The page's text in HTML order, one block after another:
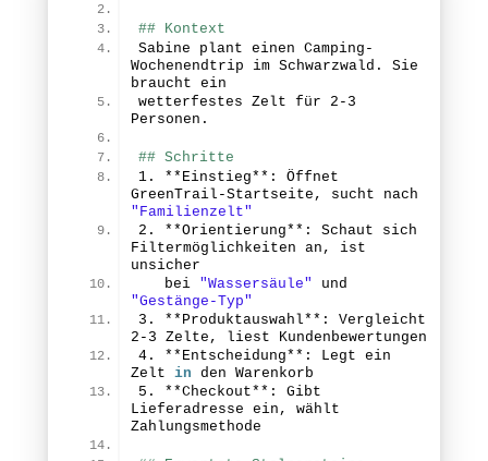
## Kontext
Sabine plant einen Camping-
Wochenendtrip im Schwarzwald. Sie
braucht ein
wetterfestes Zelt für 2 - 3
Personen.
## Schritte
1.
**Einstieg**: Öffnet
"Familienzelt"
2.
**Orientierung**: Schaut sich
Filtermöglichkeiten an, ist
unsicher
   bei
"Wassersäule"
"Gestänge-Typ"
3.
2 - 3 Zelte, liest Kundenbewertungen
4.
**Entscheidung**: Legt ein
Zelt in den Warenkorb
5.
**Checkout**: Gibt
Lieferadresse ein, wählt
Zahlungsmethode